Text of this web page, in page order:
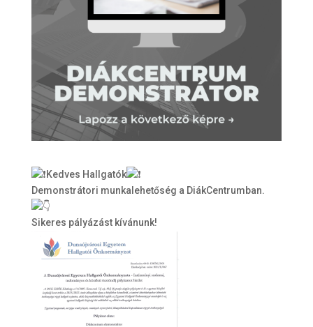
Kedves Hallgatók
Demonstrátori munkalehetőség a DiákCentrumban.
Sikeres pályázást kívánunk!